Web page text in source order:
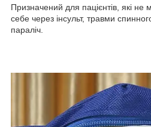
Призначений для пацієнтів, які не
себе через інсульт, травми
параліч.